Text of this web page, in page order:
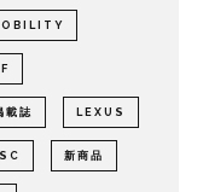
載誌 LEXUS
新商品